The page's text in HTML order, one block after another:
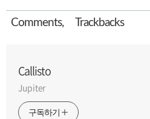
Comments, Trackbacks
Callisto
Jupiter
구독하기